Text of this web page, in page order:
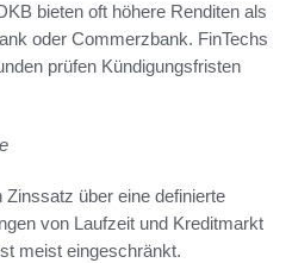
bieten oft höhere Renditen als
oder Commerzbank. FinTechs
prüfen Kündigungsfristen
über eine definierte
von Laufzeit und Kreditmarkt
meist eingeschränkt.